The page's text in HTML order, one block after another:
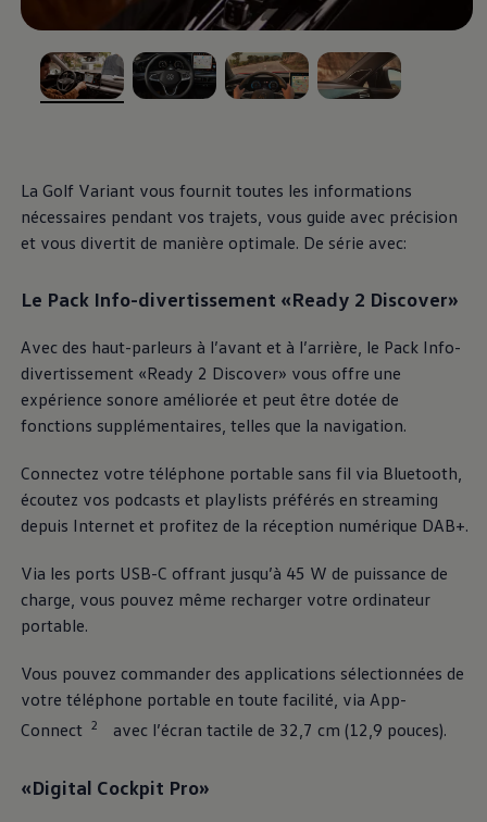
, 1 de 4
La Golf Variant vous fournit toutes les informations
nécessaires pendant vos trajets, vous guide avec précision
et vous divertit de manière optimale. De série avec:
Le Pack Info-divertissement «Ready 2 Discover»
Avec des haut-parleurs à l’avant et à l’arrière, le Pack Info-
divertissement «Ready 2 Discover» vous offre une
expérience sonore améliorée et peut être dotée de
fonctions supplémentaires, telles que la navigation.
Connectez votre téléphone portable sans fil via Bluetooth,
écoutez vos podcasts et playlists préférés en streaming
depuis Internet et profitez de la réception numérique DAB+.
Via les ports USB-C offrant jusqu’à 45 W de puissance de
charge, vous pouvez même recharger votre ordinateur
portable.
Vous pouvez commander des applications sélectionnées de
votre téléphone portable en toute facilité, via App-
Connect 2 avec l’écran tactile de 32,7 cm (12,9 pouces).
«Digital Cockpit Pro»